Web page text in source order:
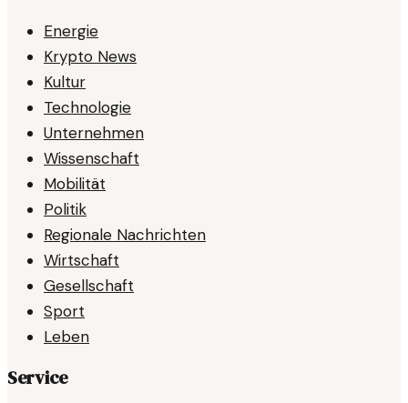
Energie
Krypto News
Kultur
Technologie
Unternehmen
Wissenschaft
Mobilität
Politik
Regionale Nachrichten
Wirtschaft
Gesellschaft
Sport
Leben
Service